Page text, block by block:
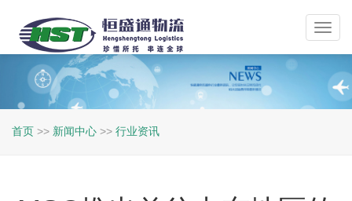
首页 >> 新闻中心 >> 行业资讯